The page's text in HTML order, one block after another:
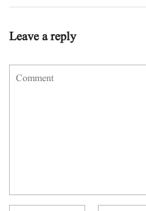
Leave a reply